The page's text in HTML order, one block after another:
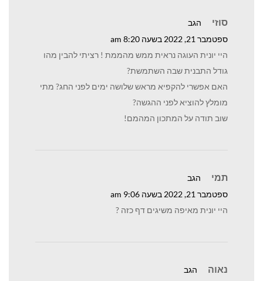
סוזי
הגב
ספטמבר 21, 2022 בשעה 8:20 am
היי יונית העוגה נראית ממש מהממת ! רציתי להבין מהו
גודל התבנית שבה השתמשת?
האם אפשרי להקפיא מראש שלושה ימים לפני החג? מתי
מומלץ להוציא לפני ההגשה?
שוב תודה על המתכון המהמם!
תמי
הגב
ספטמבר 21, 2022 בשעה 9:06 am
היי יונית מאיפה משיגים דף כזה ?
נאוה
הגב